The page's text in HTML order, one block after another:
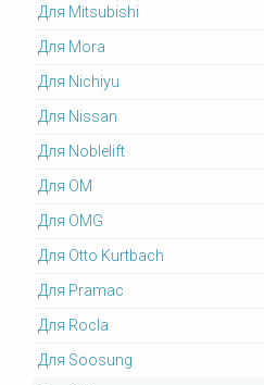
Для Mitsubishi
Для Mora
Для Nichiyu
Для Nissan
Для Noblelift
Для OM
Для OMG
Для Otto Kurtbach
Для Pramac
Для Rocla
Для Soosung